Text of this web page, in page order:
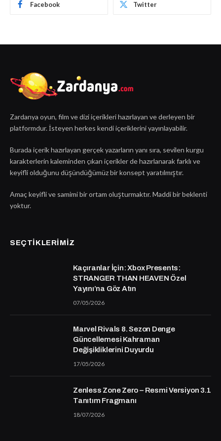
Facebook Twitter
Zardanya oyun, film ve dizi içerikleri hazırlayan ve derleyen bir
platformdur. İsteyen herkes kendi içeriklerini yayınlayabilir.
Burada içerik hazırlayan gerçek yazarların yanı sıra, sevilen kurgu
karakterlerin kaleminden çıkan içerikler de hazırlanarak farklı ve
keyifli olduğunu düşündüğümüz bir konsept yaratılmıştır.
Amaç keyifli ve samimi bir ortam oluşturmaktır. Maddi bir beklenti
yoktur.
SEÇTIKLERIMIZ
Kaçıranlar İçin: Xbox Presents:
STRANGER THAN HEAVEN Özel
Yayını’na Göz Atın
07/05/2026
Marvel Rivals 8. Sezon Denge
Güncellemesi Kahraman
Değişikliklerini Duyurdu
17/05/2026
Zenless Zone Zero – Resmi Versiyon 3.1
Tanıtım Fragmanı
18/07/2026